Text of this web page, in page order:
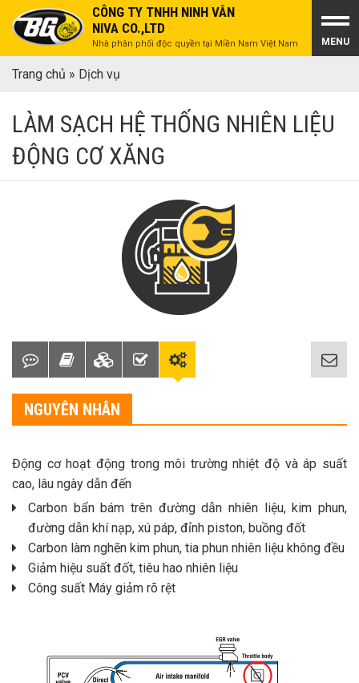
CÔNG TY TNHH NINH VÂN
NIVA CO.,LTD
Nhà phân phối độc quyền tại Miền Nam Việt Nam MENU
Trang chủ » Dịch vụ
LÀM SẠCH HỆ THỐNG NHIÊN LIỆU
ĐỘNG CƠ XĂNG
NGUYÊN NHÂN
Động cơ hoạt động trong môi trường nhiệt độ và áp suất
cao, lâu ngày dẫn đến
Carbon bẩn bám trên đường dẫn nhiên liệu, kim phun,
đường dẫn khí nạp, xú páp, đỉnh piston, buồng đốt
Carbon làm nghẽn kim phun, tia phun nhiên liệu không đều
Giảm hiệu suất đốt, tiêu hao nhiên liệu
Công suất Máy giảm rõ rệt